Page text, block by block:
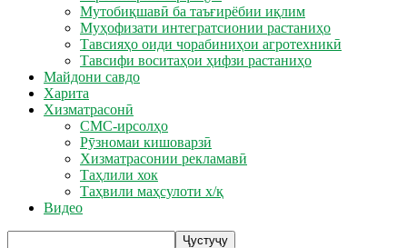
Мутобиқшавӣ ба таъғирёбии иқлим
Муҳофизати интегратсионии растаниҳо
Тавсияҳо оиди чорабиниҳои агротехникӣ
Тавсифи воситаҳои ҳифзи растаниҳо
Майдони савдо
Харита
Хизматрасонӣ
СМС-ирсолҳо
Рӯзномаи кишоварзӣ
Хизматрасонии рекламавӣ
Таҳлили хок
Таҳвили маҳсулоти х/қ
Видео